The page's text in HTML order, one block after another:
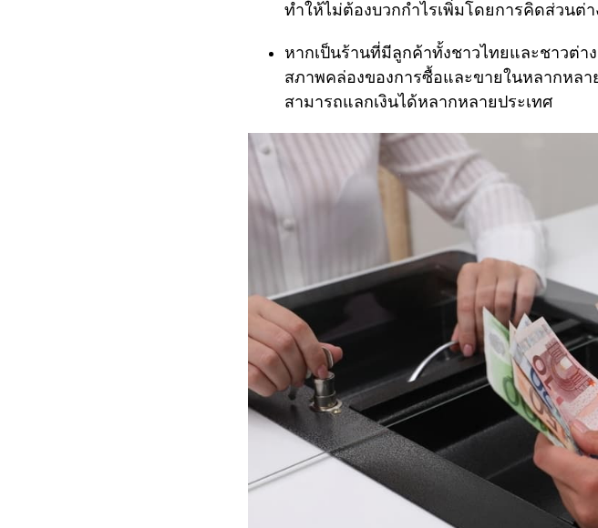
ทำให้ไม่ต้องบวกกำไรเพิ่มโดยการคิดส่วนต่
หากเป็นร้านที่มีลูกค้าทั้งชาวไทยและชาวต่า
สภาพคล่องของการซื้อและขายในหลากหลา
สามารถแลกเงินได้หลากหลายประเทศ